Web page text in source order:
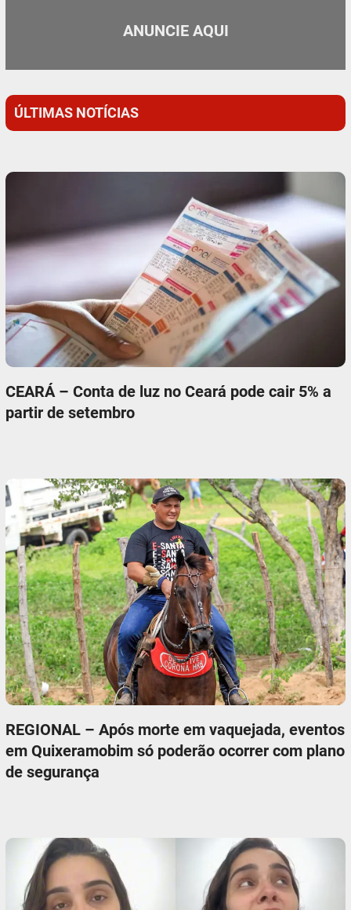
ANUNCIE AQUI
ÚLTIMAS NOTÍCIAS
CEARÁ – Conta de luz no Ceará pode cair 5% a
partir de setembro
REGIONAL – Após morte em vaquejada, eventos
em Quixeramobim só poderão ocorrer com plano
de segurança